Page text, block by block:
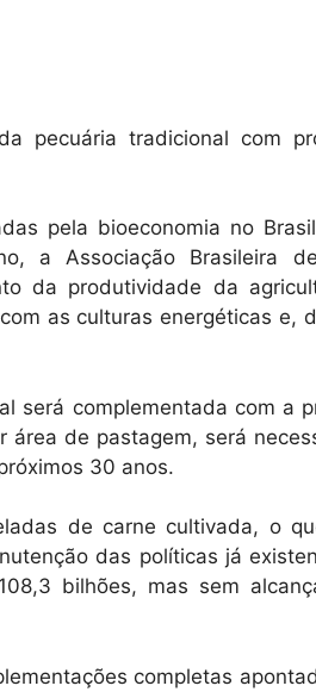
pecuária tradicional com
pela bioeconomia no
a Associação Brasileira
da produtividade da
as culturas energéticas e,
será complementada com a
de pastagem, será
30 anos.
de carne cultivada, o
das políticas já
bilhões, mas sem
completas